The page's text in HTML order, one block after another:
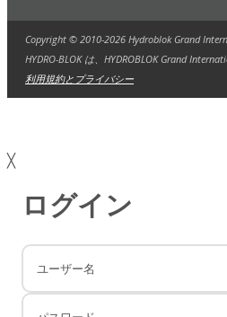
Copyright © 2010-2026 Hydroblok Grand
HYDRO-BLOK は、HYDROBLOK Grand
利用規約とプライバシー
╳
ログイン